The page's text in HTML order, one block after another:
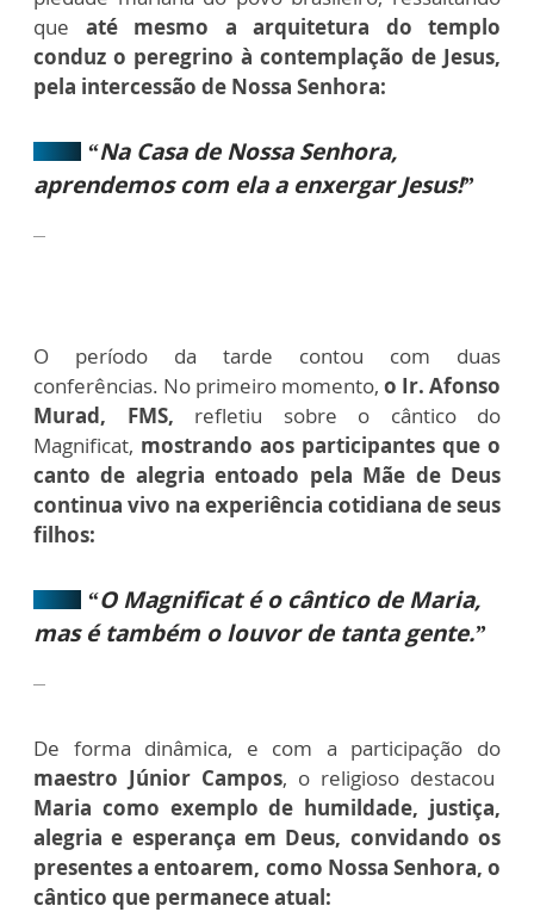
que até mesmo a arquitetura do templo
conduz o peregrino à contemplação de Jesus,
pela intercessão de Nossa Senhora:
“Na Casa de Nossa Senhora,
aprendemos com ela a enxergar Jesus!”
O período da tarde contou com duas
conferências. No primeiro momento, o Ir. Afonso
Murad, FMS, refletiu sobre o cântico do
Magnificat, mostrando aos participantes que o
canto de alegria entoado pela Mãe de Deus
continua vivo na experiência cotidiana de seus
filhos:
“O Magnificat é o cântico de Maria,
mas é também o louvor de tanta gente.”
De forma dinâmica, e com a participação do
maestro Júnior Campos, o religioso destacou
Maria como exemplo de humildade, justiça,
alegria e esperança em Deus, convidando os
presentes a entoarem, como Nossa Senhora, o
cântico que permanece atual: